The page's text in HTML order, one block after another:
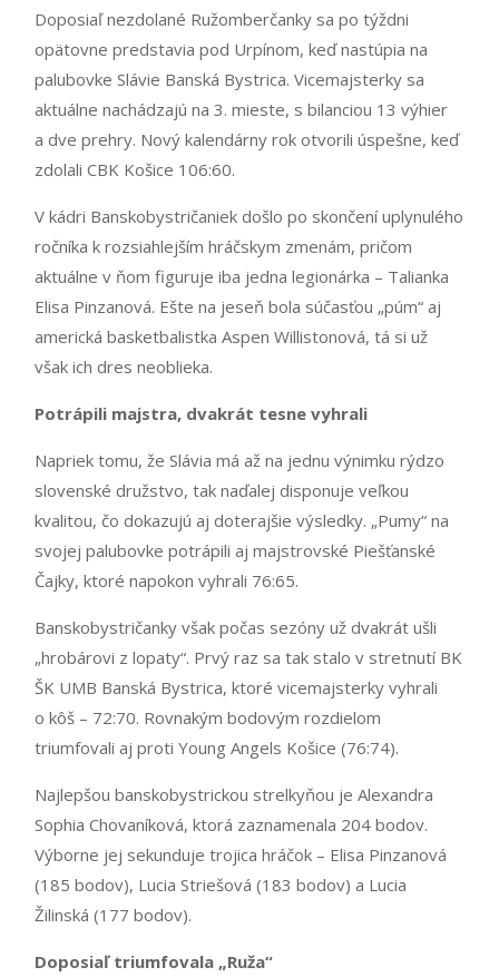
Doposiaľ nezdolané Ružomberčanky sa po týždni
opätovne predstavia pod Urpínom, keď nastúpia na
palubovke Slávie Banská Bystrica. Vicemajsterky sa
aktuálne nachádzajú na 3. mieste, s bilanciou 13 výhier
a dve prehry. Nový kalendárny rok otvorili úspešne, keď
zdolali CBK Košice 106:60.
V kádri Banskobystričaniek došlo po skončení uplynulého
ročníka k rozsiahlejším hráčskym zmenám, pričom
aktuálne v ňom figuruje iba jedna legionárka – Talianka
Elisa Pinzanová. Ešte na jeseň bola súčasťou „púm“ aj
americká basketbalistka Aspen Willistonová, tá si už
však ich dres neoblieka.
Potrápili majstra, dvakrát tesne vyhrali
Napriek tomu, že Slávia má až na jednu výnimku rýdzo
slovenské družstvo, tak naďalej disponuje veľkou
kvalitou, čo dokazujú aj doterajšie výsledky. „Pumy“ na
svojej palubovke potrápili aj majstrovské Piešťanské
Čajky, ktoré napokon vyhrali 76:65.
Banskobystričanky však počas sezóny už dvakrát ušli
„hrobárovi z lopaty“. Prvý raz sa tak stalo v stretnutí BK
ŠK UMB Banská Bystrica, ktoré vicemajsterky vyhrali
o kôš – 72:70. Rovnakým bodovým rozdielom
triumfovali aj proti Young Angels Košice (76:74).
Najlepšou banskobystrickou strelkyňou je Alexandra
Sophia Chovaníková, ktorá zaznamenala 204 bodov.
Výborne jej sekunduje trojica hráčok – Elisa Pinzanová
(185 bodov), Lucia Striešová (183 bodov) a Lucia
Žilinská (177 bodov).
Doposiaľ triumfovala „Ruža“